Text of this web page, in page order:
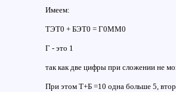
Имеем:
ТЭТ0 + БЭТ0 = Г0ММ0
Г - это 1
так как две цифры при сложении не
При этом Т+Б =10 одна больше 5,